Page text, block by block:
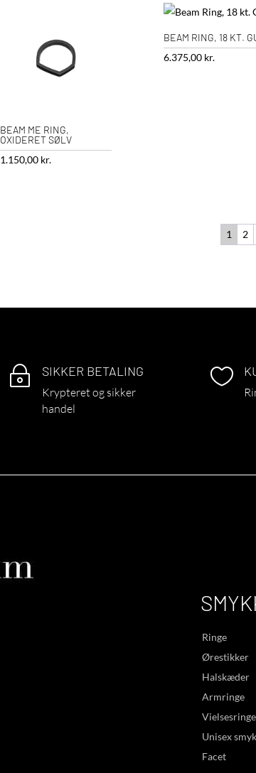
BEAM ME RING,
OXIDERET SØLV
1.150,00 kr.
BEAM RING, 18 KT.
6.375,00 kr.
1 2
~ SIKKER BETALING
Krypteret og sikker
handel

Ringe
Ørestikker
Halskæder
Armringe
Vielsesringe
Unisex
Facet